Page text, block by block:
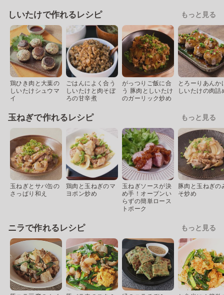
しいたけで作れるレシピ もっと見る
鶏ひき肉と大葉の
しいたけシュウマ
イ
ごはんによく合う
しいたけと肉そぼ
ろの甘辛煮
がっつりご飯に合
う 豚肉としいたけ
のガーリック炒め
とろーりあんか
しいたけの肉詰
玉ねぎで作れるレシピ もっと見る
玉ねぎとサバ缶の
さっぱり和え
鶏肉と玉ねぎのマ
ヨポン炒め
玉ねぎソースが決
め手！オーブンい
らずの簡単ロース
トポーク
豚肉と玉ねぎの
そ炒め
ニラで作れるレシピ もっと見る